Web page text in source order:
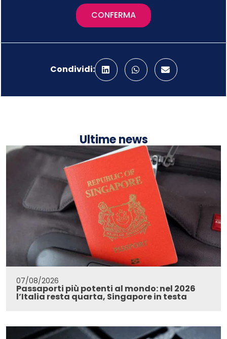
CONFERMA
Condividi:
Ultime news
07/08/2026
Passaporti più potenti al mondo: nel 2026
l’Italia resta quarta, Singapore in testa